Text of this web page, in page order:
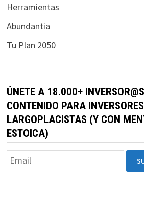
Herramientas
Abundantia
Tu Plan 2050
ÚNETE A 18.000+
CONTENIDO PARA INVERSORES
LARGOPLACISTAS (Y CON
ESTOICA)